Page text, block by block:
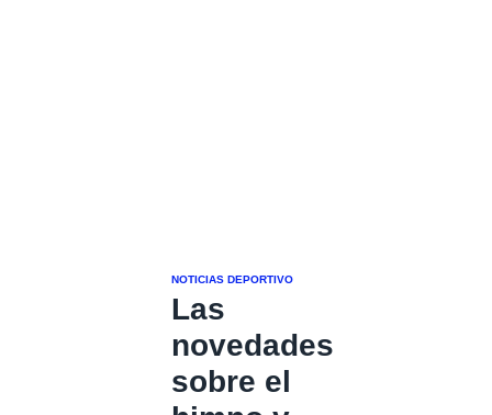
NOTICIAS DEPORTIVO
Las
novedades
sobre el